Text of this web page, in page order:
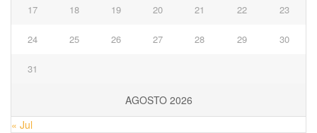
AGOSTO 2026
17 18 19 20 21 22 23
24 25 26 27 28 29 30
31
« Jul